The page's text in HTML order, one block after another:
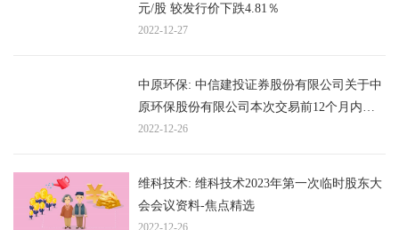
元/股 较发行价下跌4.81％
2022-12-27
中原环保: 中信建投证券股份有限公司关于中
原环保股份有限公司本次交易前12个月内上
市公司购买、出售资产情况的核查意见
2022-12-26
维科技术: 维科技术2023年第一次临时股东大
会会议资料-焦点精选
2022-12-26